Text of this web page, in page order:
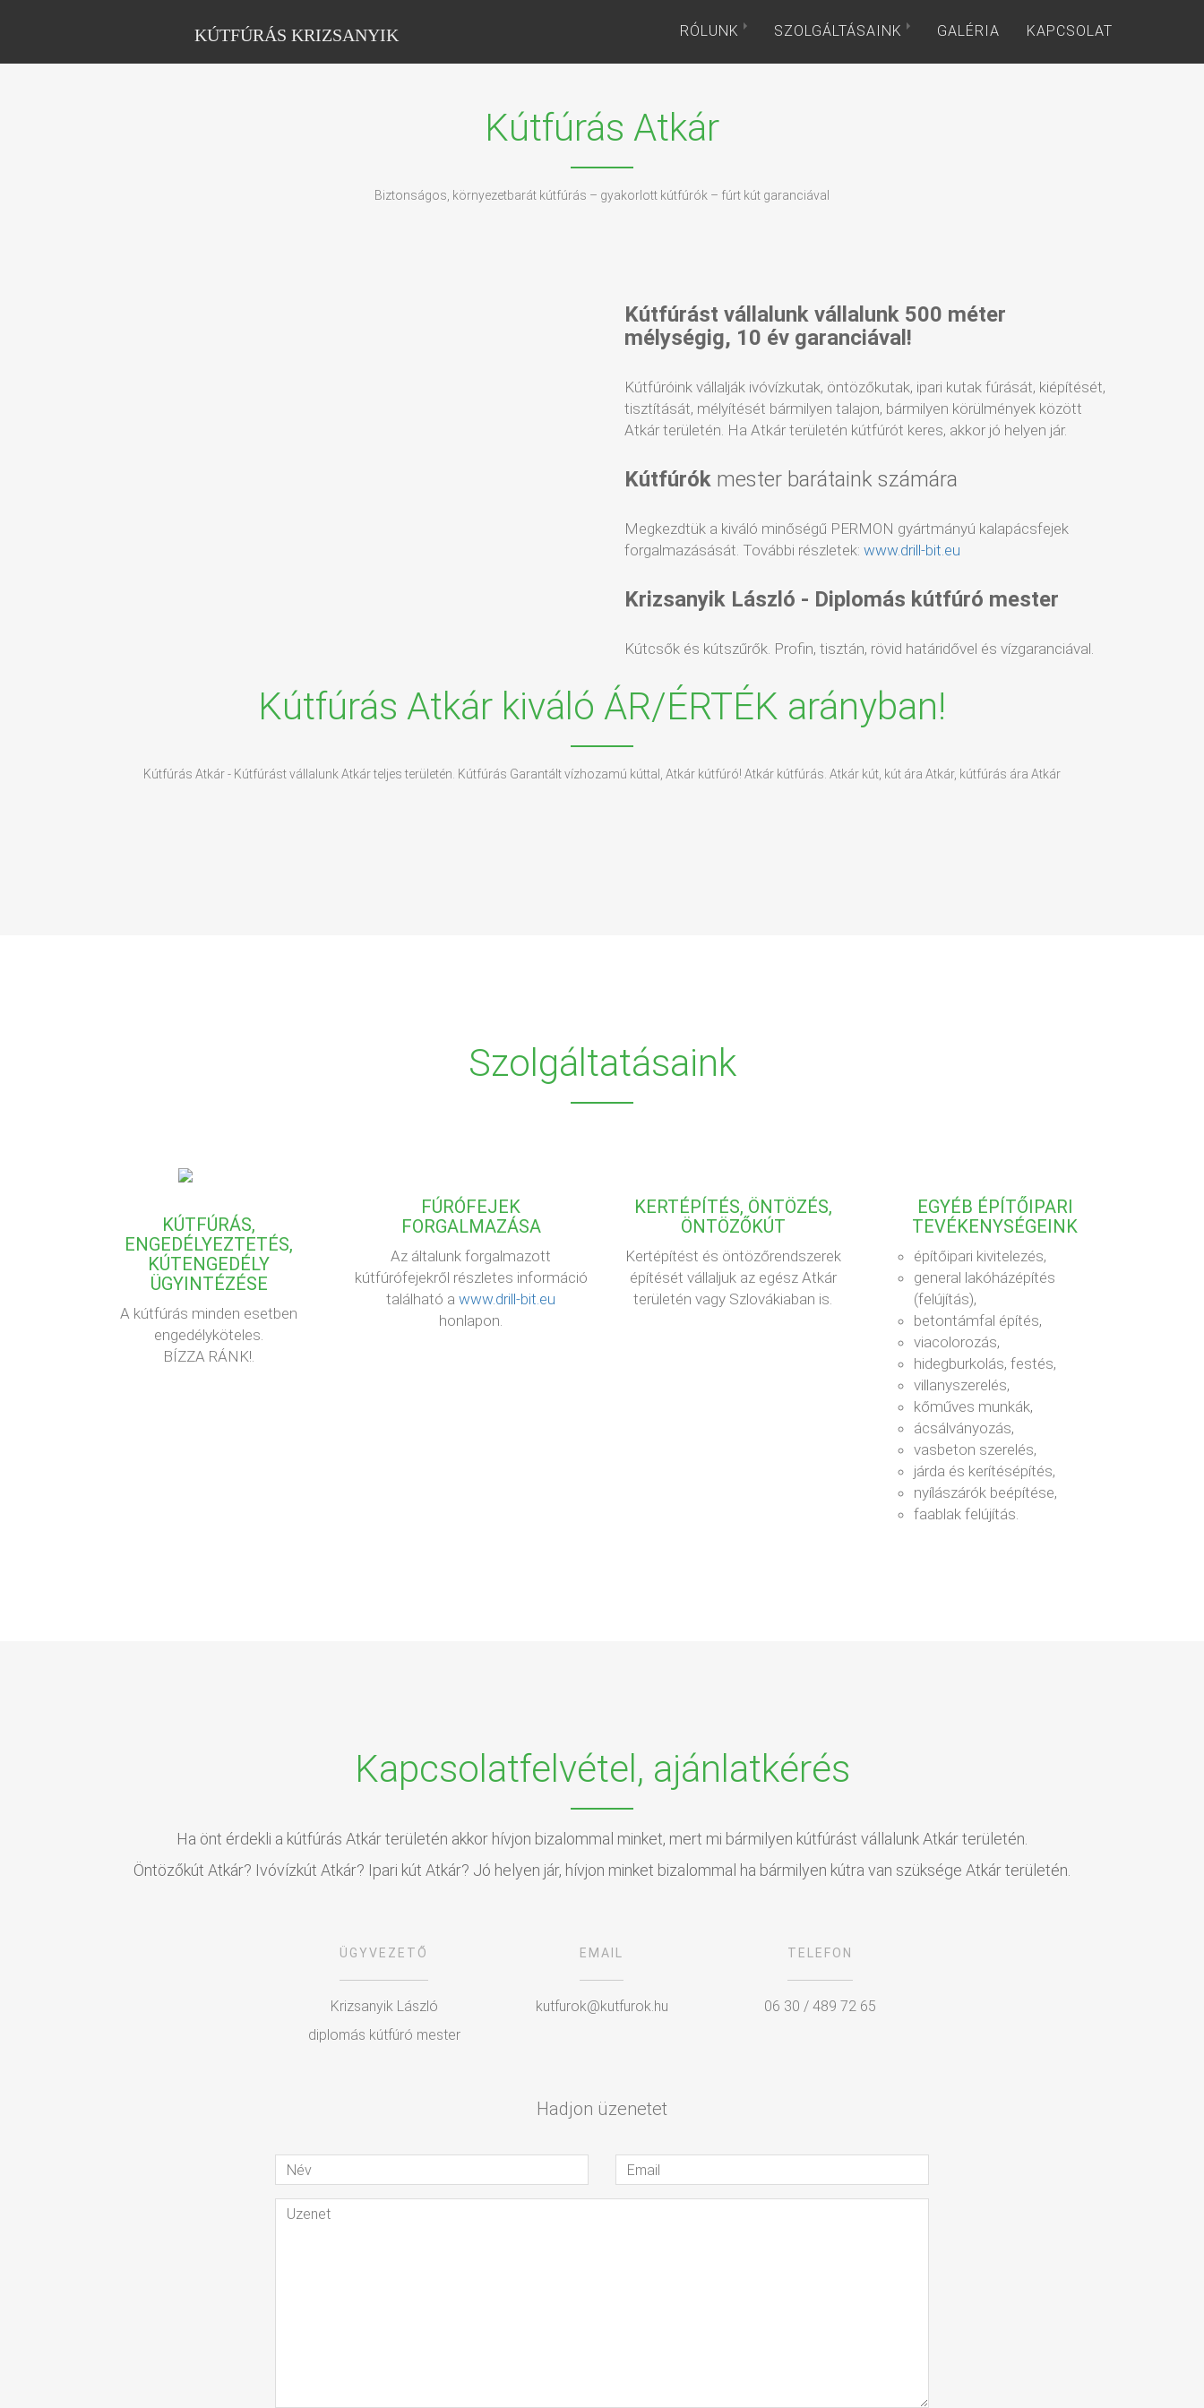
KÚTFÚRÁS KRIZSANYIK RÓLUNK SZOLGÁLTÁSAINK GALÉRIA KAPCSOLAT
Kútfúrás Atkár
Biztonságos, környezetbarát kútfúrás – gyakorlott kútfúrók – fúrt kút garanciával
Kútfúrást vállalunk vállalunk 500 méter
mélységig, 10 év garanciával!
Kútfúróink vállalják ivóvízkutak, öntözőkutak, ipari kutak fúrását, kiépítését,
tisztítását, mélyítését bármilyen talajon, bármilyen körülmények között
Atkár területén. Ha Atkár területén kútfúrót keres, akkor jó helyen jár.
Kútfúrók mester barátaink számára
Megkezdtük a kiváló minőségű PERMON gyártmányú kalapácsfejek
forgalmazásását. További részletek: www.drill-bit.eu
Krizsanyik László - Diplomás kútfúró mester
Kútcsők és kútszűrők. Profin, tisztán, rövid határidővel és vízgaranciával.
Kútfúrás Atkár kiváló ÁR/ÉRTÉK arányban!
Kútfúrás Atkár - Kútfúrást vállalunk Atkár teljes területén. Kútfúrás Garantált vízhozamú kúttal, Atkár kútfúró! Atkár kútfúrás. Atkár kút, kút ára Atkár, kútfúrás ára Atkár
Szolgáltatásaink
KÚTFÚRÁS,
ENGEDÉLYEZTETÉS,
KÚTENGEDÉLY
ÜGYINTÉZÉSE
A kútfúrás minden esetben
engedélyköteles.
BÍZZA RÁNK!.
FÚRÓFEJEK
FORGALMAZÁSA
Az általunk forgalmazott
kútfúrófejekről részletes információ
található awww.drill-bit.eu
honlapon.
KERTÉPÍTÉS, ÖNTÖZÉS,
ÖNTÖZŐKÚT
Kertépítést és öntözőrendszerek
építését vállaljuk az egész Atkár
területén vagy Szlovákiaban is.
EGYÉB ÉPÍTŐIPARI
TEVÉKENYSÉGEINK
építőipari kivitelezés,
general lakóházépítés
(felújítás),
betontámfal építés,
viacolorozás,
hidegburkolás, festés,
villanyszerelés,
kőműves munkák,
ácsálványozás,
vasbeton szerelés,
járda és kerítésépítés,
nyílászárók beépítése,
faablak felújítás.
Kapcsolatfelvétel, ajánlatkérés
Ha önt érdekli a kútfúrás Atkár területén akkor hívjon bizalommal minket, mert mi bármilyen kútfúrást vállalunk Atkár területén.
Öntözőkút Atkár? Ivóvízkút Atkár? Ipari kút Atkár? Jó helyen jár, hívjon minket bizalommal ha bármilyen kútra van szüksége Atkár területén.
ÜGYVEZETŐ
Krizsanyik László
diplomás kútfúró mester
EMAIL
kutfurok@kutfurok.hu
TELEFON
06 30 / 489 72 65
Hadjon üzenetet